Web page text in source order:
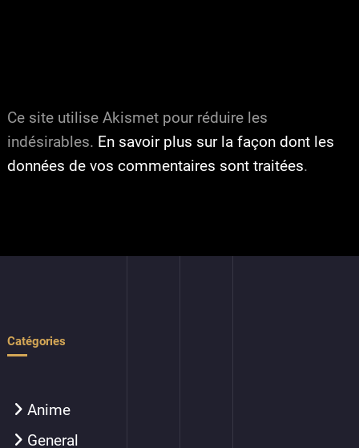
Ce site utilise Akismet pour réduire les
indésirables. En savoir plus sur la façon dont les
données de vos commentaires sont traitées.
Catégories
Anime
General